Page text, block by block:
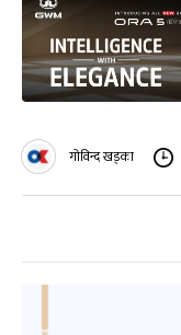
गोविन्द खड्का